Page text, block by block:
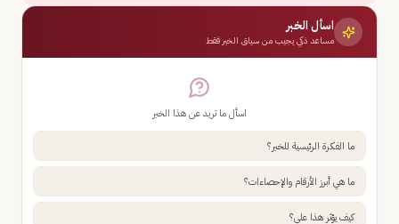
اسأل الخبر
مساعد ذكي يجيب من سياق الخبر فقط
اسأل ما تريد عن هذا الخبر
ما الفكرة الرئيسية للخبر؟
ما هي أبرز الأرقام والإحصاءات؟
كيف يؤثر هذا علي؟